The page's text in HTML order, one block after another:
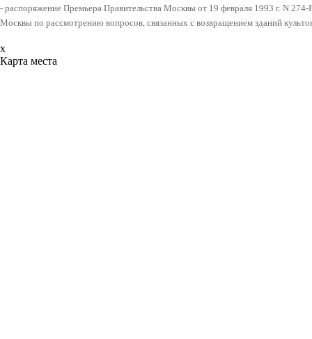
- распоряжение Премьера Правительства Москвы от 19 февраля 1993 г. N
Москвы по рассмотрению вопросов, связанных с возвращением зданий
x
Карта места